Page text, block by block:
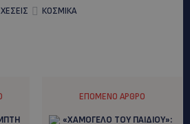
ΚΟΣΜΙΚΑ
ΕΠΌΜΕΝΟ ΆΡΘΡΟ